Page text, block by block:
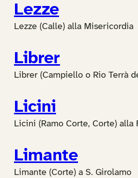
Lezze
Lezze (Calle) alla Misericordia
Librer
Librer (Campiello o Rio Terrà
Licini
Licini (Ramo Corte, Corte) alla
Limante
Limante (Corte) a S. Girolamo